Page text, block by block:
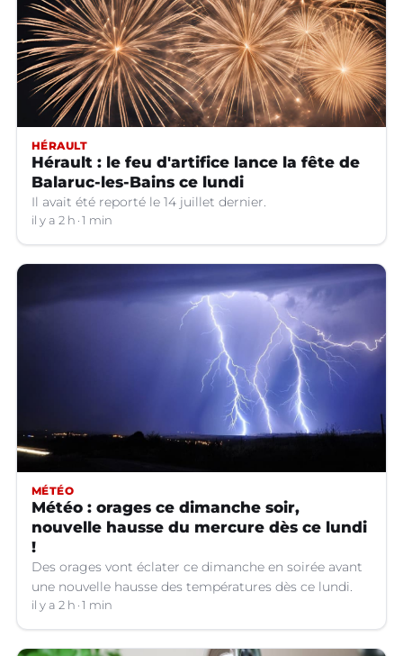
HÉRAULT
Hérault : le feu d'artifice lance la fête de
Balaruc-les-Bains ce lundi
Il avait été reporté le 14 juillet dernier.
il y a 2 h 1 min
MÉTÉO
Météo : orages ce dimanche soir,
nouvelle hausse du mercure dès ce lundi
!
Des orages vont éclater ce dimanche en soirée avant
une nouvelle hausse des températures dès ce lundi.
il y a 2 h 1 min